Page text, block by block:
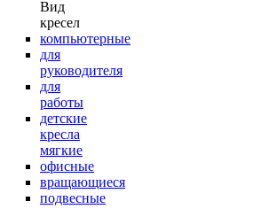
Вид
кресел
компьютерные
для
руководителя
для
работы
детские
кресла
мягкие
офисные
вращающиеся
подвесные